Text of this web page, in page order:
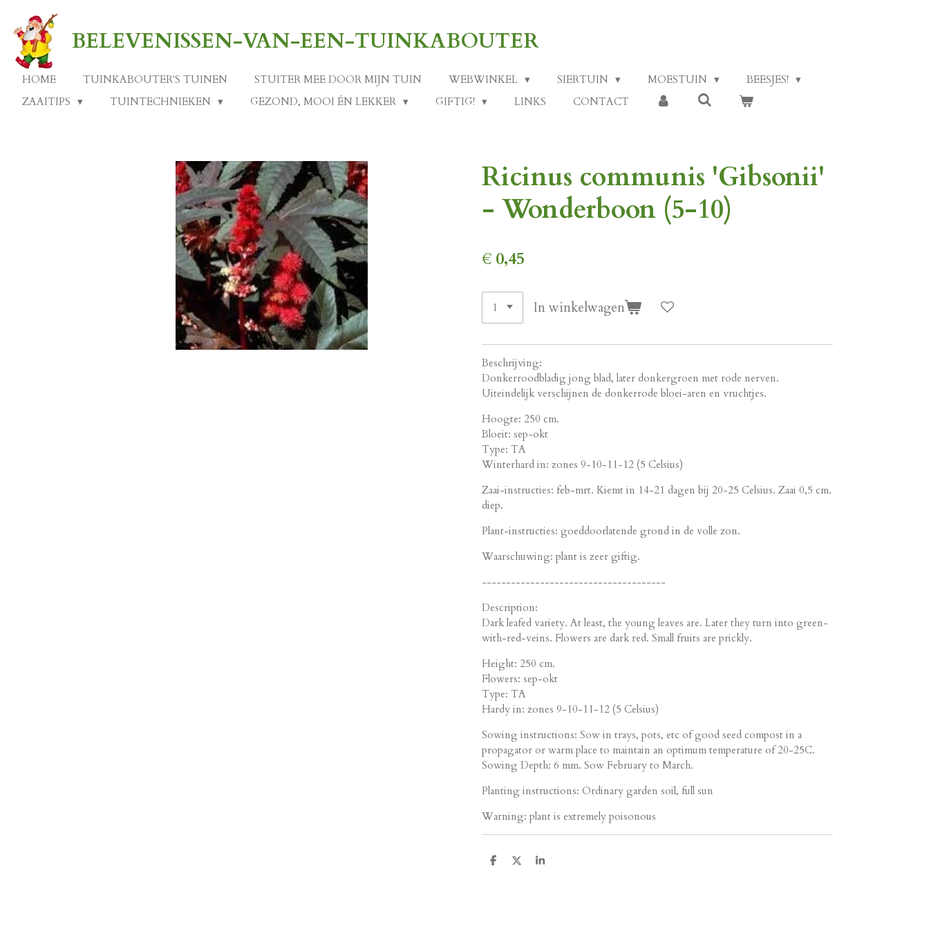
direct
naar
de
hoofdinhoud
BELEVENISSEN-VAN-EEN-TUINKABOUTER
HOME TUINKABOUTER'S TUINEN STUITER MEE DOOR MIJN TUIN WEBWINKEL SIERTUIN MOESTUIN
BEESJES!
ZAAITIPS
TUINTECHNIEKEN GEZOND, MOOI ÉN LEKKER GIFTIG! LINKS CONTACT
Ricinus communis 'Gibsonii'
- Wonderboon (5-10)
€ 0,45
In winkelwagen
Beschrijving:
Donkerroodbladig jong blad, later donkergroen met rode nerven.
Uiteindelijk verschijnen de donkerrode bloei-aren en vruchtjes.
Hoogte: 250 cm.
Bloeit: sep-okt
Type: TA
Winterhard in: zones 9-10-11-12 (5 Celsius)
Zaai-instructies: feb-mrt. Kiemt in 14-21 dagen bij 20-25 Celsius. Zaai 0,5 cm.
diep.
Plant-instructies: goeddoorlatende grond in de volle zon.
Waarschuwing: plant is zeer giftig.
--------------------------------------
Description:
Dark leafed variety. At least, the young leaves are. Later they turn into green-
with-red-veins. Flowers are dark red. Small fruits are prickly.
Height: 250 cm.
Flowers: sep-okt
Type: TA
Hardy in: zones 9-10-11-12 (5 Celsius)
Sowing instructions: Sow in trays, pots, etc of good seed compost in a
propagator or warm place to maintain an optimum temperature of 20-25C.
Sowing Depth: 6 mm. Sow February to March.
Planting instructions: Ordinary garden soil, full sun
Warning: plant is extremely poisonous
D
D
S